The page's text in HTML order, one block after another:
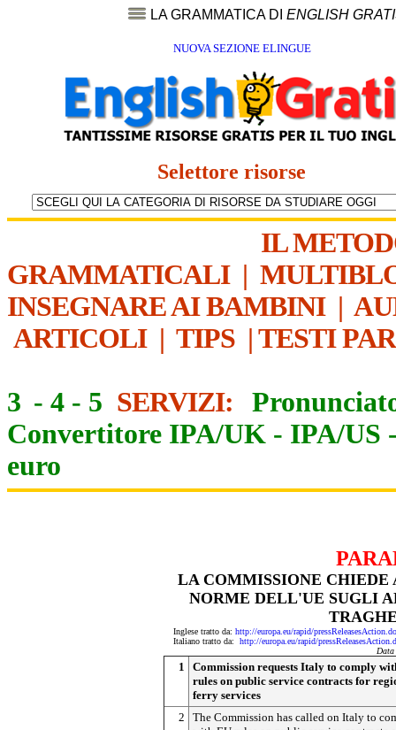
LA GRAMMATICA DI ENGLISH
NUOVA SEZIONE ELINGUE
Selettore risorse
IL
GRAMMATICALI|
INSEGNARE AI BAMBINI|
ARTICOLI| TIPS | TESTI
3 - 4 - 5 SERVIZI:
Convertitore IPA/UK - IPA/US
euro
LA COMMISSIONE
NORME DELL'UE SUGLI
Inglese tratto da: http://europa.eu/rapid/
Italiano tratto da: http://europa.eu/rapid/
Data
1
Commission requests Italy to comply
rules on public service contracts for
ferry services
2
The Commission has called on Italy to